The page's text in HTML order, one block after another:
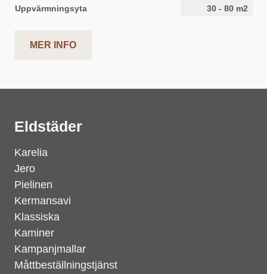
Uppvärmningsyta
30 - 80 m2
MER INFO
Eldstäder
Karelia
Jero
Pielinen
Kermansavi
Klassiska
Kaminer
Kampanjmallar
Måttbeställningstjänst